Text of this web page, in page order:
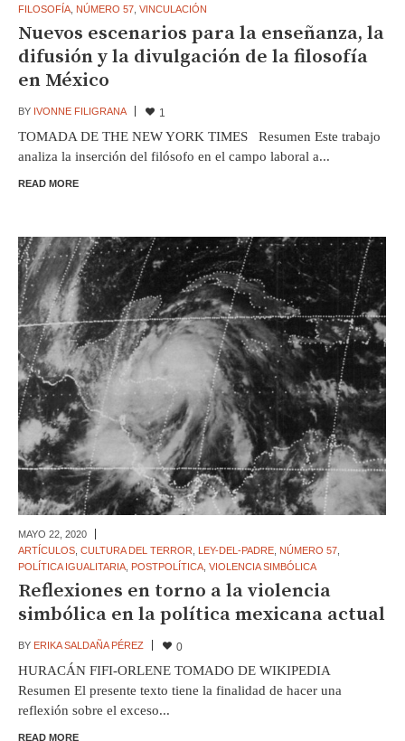
FILOSOFÍA, NÚMERO 57, VINCULACIÓN
Nuevos escenarios para la enseñanza, la
difusión y la divulgación de la filosofía
en México
BY IVONNE FILIGRANA 1
TOMADA DE THE NEW YORK TIMES Resumen Este trabajo
analiza la inserción del filósofo en el campo laboral a...
READ MORE
MAYO 22, 2020
ARTÍCULOS, CULTURA DEL TERROR LEY-DEL-PADRE, NÚMERO 57,
POLÍTICA IGUALITARIA, POSTPOLÍTICA, VIOLENCIA SIMBÓLICA
Reflexiones en torno a la violencia
simbólica en la política mexicana actual
BY ERIKA SALDAÑA PÉREZ 0
HURACÁN FIFI-ORLENE TOMADO DE WIKIPEDIA
Resumen El presente texto tiene la finalidad de hacer una
reflexión sobre el exceso...
READ MORE